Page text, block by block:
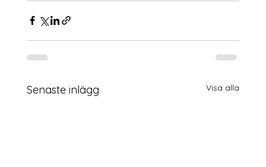
Senaste inlägg Visa alla